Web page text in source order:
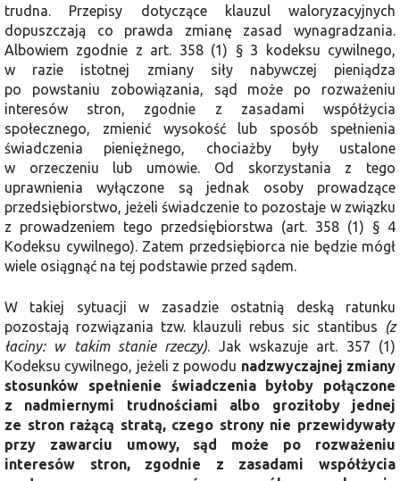
trudna. Przepisy dotyczące klauzul waloryzacyjnych
dopuszczają co prawda zmianę zasad wynagradzania.
Albowiem zgodnie z art. 358 (1) § 3 kodeksu cywilnego,
w razie istotnej zmiany siły nabywczej pieniądza
po powstaniu zobowiązania, sąd może po rozważeniu
interesów stron, zgodnie z zasadami współżycia
społecznego, zmienić wysokość lub sposób spełnienia
świadczenia pieniężnego, chociażby były ustalone
w orzeczeniu lub umowie. Od skorzystania z tego
uprawnienia wyłączone są jednak osoby prowadzące
przedsiębiorstwo, jeżeli świadczenie to pozostaje w związku
z prowadzeniem tego przedsiębiorstwa (art. 358 (1) § 4
Kodeksu cywilnego). Zatem przedsiębiorca nie będzie mógł
wiele osiągnąć na tej podstawie przed sądem.
W takiej sytuacji w zasadzie ostatnią deską ratunku
pozostają rozwiązania tzw. klauzuli rebus sic stantibus
(z
łaciny: w takim stanie rzeczy). Jak wskazuje art. 357 (1)
Kodeksu cywilnego, jeżeli z powodu nadzwyczajnej zmiany
stosunków spełnienie świadczenia byłoby połączone
z nadmiernymi trudnościami albo groziłoby jednej
ze stron rażącą stratą, czego strony nie przewidywały
przy zawarciu umowy, sąd może po rozważeniu
interesów stron, zgodnie z zasadami współżycia